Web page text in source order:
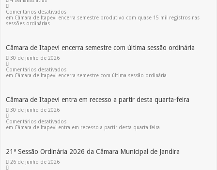
Comentários desativados
em Câmara de Itapevi encerra semestre produtivo com quase 15 mil registros nas
sessões ordinárias
Câmara de Itapevi encerra semestre com última sessão ordinária
30 de junho de 2026
Comentários desativados
em Câmara de Itapevi encerra semestre com última sessão ordinária
Câmara de Itapevi entra em recesso a partir desta quarta-feira
30 de junho de 2026
Comentários desativados
em Câmara de Itapevi entra em recesso a partir desta quarta-feira
21ª Sessão Ordinária 2026 da Câmara Municipal de Jandira
26 de junho de 2026